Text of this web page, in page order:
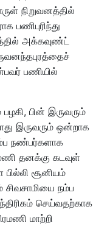
நிறுவனத்தில்
பணிபுரிந்து
அக்கவுண்ட்
பணியில்
பின் இருவரும்
இருவரும் ஒன்றாக
நண்பர்களாக
தனக்கு கடவுள்
சூனியம்
நம்ப
செய்வதற்காக
மாற்றி